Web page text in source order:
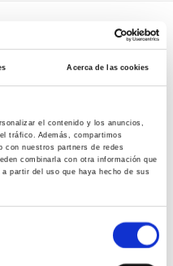
Acerca de las cookies
el contenido y los anuncios,
tráfico. Además, compartimos
con nuestros partners de redes
combinarla con otra información que
a partir del uso que haya hecho de sus